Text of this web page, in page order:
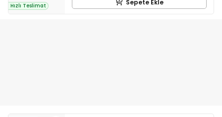
Hızlı Teslimat Sepete Ekle